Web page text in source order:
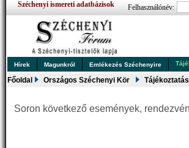
Széchenyi ismereti adatbázisok Felhasználónév:
Hírek Magunkról Emlékezés Széchenyire
Főoldal Országos Széchenyi Kör Tájékoztatás
Soron következő események,